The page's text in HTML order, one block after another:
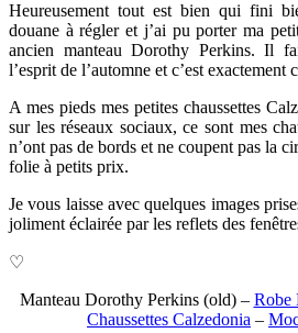
Heureusement tout est bien qui fini
douane à régler et j’ai pu porter ma
ancien manteau Dorothy Perkins. Il
l’esprit de l’automne et c’est exactement
A mes pieds mes petites chaussettes
sur les réseaux sociaux, ce sont mes
n’ont pas de bords et ne coupent pas la
folie à petits prix.
Je vous laisse avec quelques images
joliment éclairée par les reflets des
♡
Manteau Dorothy Perkins (old) – Robe
Chaussettes Calzedonia –